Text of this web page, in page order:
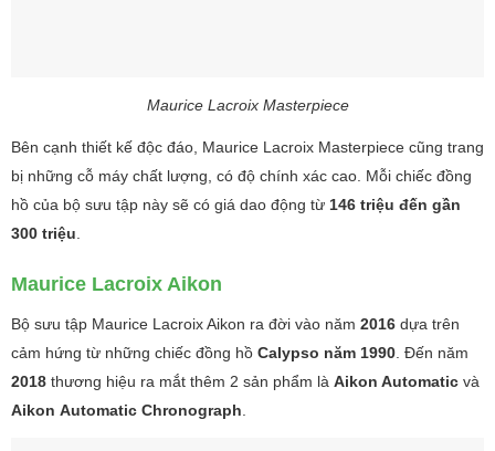
Maurice Lacroix Masterpiece
Bên cạnh thiết kế độc đáo, Maurice Lacroix Masterpiece cũng trang
bị những cỗ máy chất lượng, có độ chính xác cao. Mỗi chiếc đồng
hồ của bộ sưu tập này sẽ có giá dao động từ 146 triệu đến gần
300 triệu
Maurice Lacroix Aikon
Bộ sưu tập Maurice Lacroix Aikon ra đời vào năm 2016 dựa trên
cảm hứng từ những chiếc đồng hồ Calypso năm 1990 . Đến năm
2018 thương hiệu ra mắt thêm 2 sản phẩm là Aikon Automatic và
Aikon Automatic Chronograph